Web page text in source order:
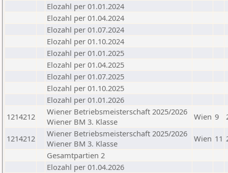
Elozahl per 01.01.2024
Elozahl per 01.04.2024
Elozahl per 01.07.2024
Elozahl per 01.10.2024
Elozahl per 01.01.2025
Elozahl per 01.04.2025
Elozahl per 01.07.2025
Elozahl per 01.10.2025
Elozahl per 01.01.2026
1214212
Wiener Betriebsmeisterschaft 2025/2026
Wiener BM 3. Klasse
Wien 9
1214212
Wiener Betriebsmeisterschaft 2025/2026
Wiener BM 3. Klasse
Wien 11
Gesamtpartien 2
Elozahl per 01.04.2026